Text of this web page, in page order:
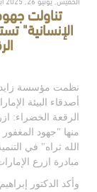
تناولت
الإنسانية"
نظمت مؤسسة زايد
أصدقاء البيئة
الرقعة الخضراء:
منها "جهود
الله ثراه" في
مبادرة ازرع
وأكد الدكتور